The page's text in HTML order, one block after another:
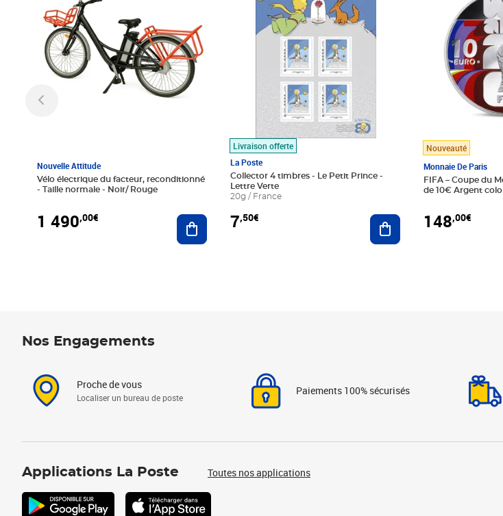
Nouvelle Attitude
Vélo électrique du facteur, reconditionné
- Taille normale - Noir/ Rouge
1 490,00€ Ajouter au panier
Livraison offerte
La Poste
Collector 4 timbres - Le Petit Prince -
Lettre Verte
20g / France
7,50€ Ajouter au panier
Nouveauté
Monnaie De Paris
FIFA – Coupe du
de 10€ Argent
148,00€
Nos Engagements
Proche de vous
Localiser un bureau de poste
Paiements 100% sécurisés
Applications La Poste Toutes nos applications